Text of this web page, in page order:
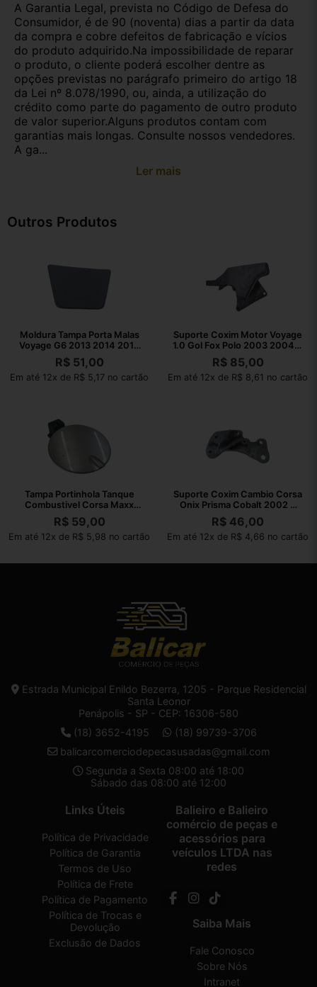
A Garantia Legal, prevista no Código de Defesa do
Consumidor, é de 90 (noventa) dias a partir da data
da compra e cobre defeitos de fabricação e vícios
do produto adquirido.Na impossibilidade de reparar
o produto, o cliente poderá escolher dentre as
opções previstas no parágrafo primeiro do artigo 18
da Lei nº 8.078/1990, ou, ainda, a utilização do
crédito como parte do pagamento de outro produto
de valor superior.Alguns produtos contam com
garantias mais longas. Consulte nossos vendedores.
A ga...
Ler mais
Outros Produtos
Moldura Tampa Porta Malas
Voyage G6 2013 2014 2015
2016
R$51,00
Em até 12x de R$ 5,17 no cartão
Suporte Coxim Motor Voyage
1.0 Gol Fox Polo 2003 2004 A
2021
R$85,00
Em até 12x de R$ 8,61 no cartão
Tampa Portinhola Tanque
Combustivel Corsa Maxx
2004 A 2012
R$59,00
Em até 12x de R$ 5,98 no cartão
Suporte Coxim Cambio Corsa
Onix Prisma Cobalt 2002 A
2010
R$ 46,00
Em até 12x de R$ 4,66 no cartão
Estrada Municipal Enildo Bezerra, 1205 - Parque Residencial
Santa Leonor
Penápolis - SP - CEP: 16306-580
(18) 3652-4195
(18) 99739-3706
balicarcomerciodepecasusadas@gmail.com
Segunda a Sexta 08:00 até 18:00
Sábado das 08:00 até 12:00
Links Úteis
Política de Privacidade
Política de Garantia
Termos de Uso
Política de Frete
Política de Pagamento
Política de Trocas e
Devolução
Exclusão de Dados
Balieiro e Balieiro
comércio de peças e
acessórios para
veículos LTDA nas
redes
Saiba Mais
Fale Conosco
Sobre Nós
Intranet